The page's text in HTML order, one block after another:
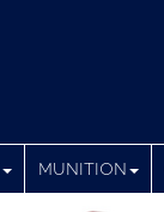
MUNITION